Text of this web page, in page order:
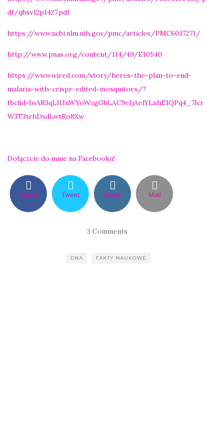
df/ijbsv12p1427.pdf
https://www.ncbi.nlm.nih.gov/pmc/articles/PMC6017271/
http://www.pnas.org/content/114/49/E10540
https://www.wired.com/story/heres-the-plan-to-end-
malaria-with-crispr-edited-mosquitoes/?
fbclid=IwAR3qLHJnWYoWzgGbLAC9e1jAelYLnhE1QPq4_7Icr
W3T3trhDxdLwtRo8Xw
Dołączcie do mnie na Facebooku!
Share Tweet Share Mail
3 Comments
DNA FAKTY NAUKOWE